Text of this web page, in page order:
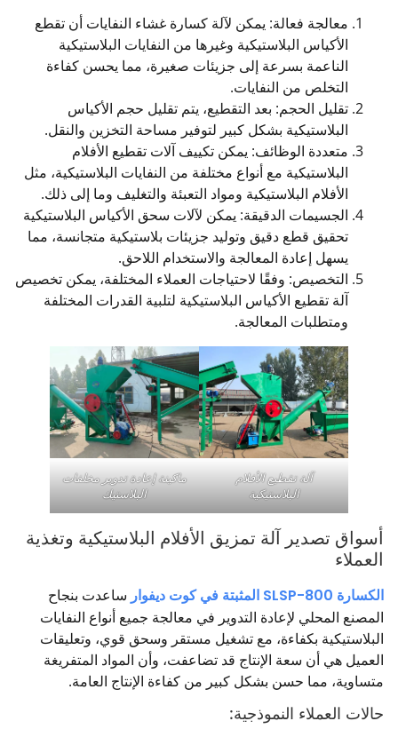
معالجة فعالة: يمكن لآلة كسارة غشاء النفايات أن تقطع
الأكياس البلاستيكية وغيرها من النفايات البلاستيكية
الناعمة بسرعة إلى جزيئات صغيرة، مما يحسن كفاءة
التخلص من النفايات.
تقليل الحجم: بعد التقطيع، يتم تقليل حجم الأكياس
البلاستيكية بشكل كبير لتوفير مساحة التخزين والنقل.
متعددة الوظائف: يمكن تكييف آلات تقطيع الأفلام
البلاستيكية مع أنواع مختلفة من النفايات البلاستيكية، مثل
الأفلام البلاستيكية ومواد التعبئة والتغليف وما إلى ذلك.
الجسيمات الدقيقة: يمكن لآلات سحق الأكياس البلاستيكية
تحقيق قطع دقيق وتوليد جزيئات بلاستيكية متجانسة، مما
يسهل إعادة المعالجة والاستخدام اللاحق.
التخصيص: وفقًا لاحتياجات العملاء المختلفة، يمكن تخصيص
آلة تقطيع الأكياس البلاستيكية لتلبية القدرات المختلفة
ومتطلبات المعالجة.
آلة تقطيع الأفلام
البلاستيكية
ماكينة إعادة تدوير مخلفات
البلاستيك
أسواق تصدير آلة تمزيق الأفلام البلاستيكية وتغذية
العملاء
الكسارة SLSP-800 المثبتة في كوت ديفوار
ساعدت بنجاح
المصنع المحلي لإعادة التدوير في معالجة جميع أنواع النفايات
البلاستيكية بكفاءة، مع تشغيل مستقر وسحق قوي، وتعليقات
العميل هي أن سعة الإنتاج قد تضاعفت، وأن المواد المتفريغة
متساوية، مما حسن بشكل كبير من كفاءة الإنتاج العامة.
حالات العملاء النموذجية: